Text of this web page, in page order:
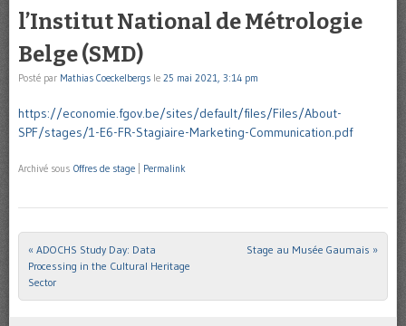
l’Institut National de Métrologie
Belge (SMD)
Posté par Mathias Coeckelbergs le 25 mai 2021, 3:14 pm
https://economie.fgov.be/sites/default/files/Files/About-
SPF/stages/1-E6-FR-Stagiaire-Marketing-Communication.pdf
Archivé sous Offres de stage Permalink
Post navigation
« ADOCHS Study Day: Data
Processing in the Cultural Heritage
Sector
Stage au Musée Gaumais »